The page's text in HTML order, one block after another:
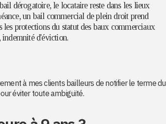
dérogatoire, le locataire reste dans les lieux
un bail commercial de plein droit prend
protections du statut des baux commerciaux
indemnité d'éviction.
à mes clients bailleurs de notifier le terme du
éviter toute ambiguïté.